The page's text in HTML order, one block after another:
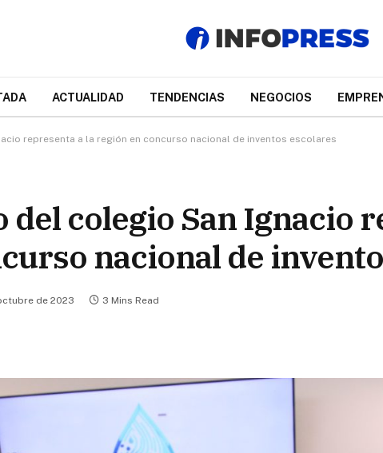
ACTUALIDAD TENDENCIAS NEGOCIOS
representa a la región en concurso nacional de inventos escolares
colegio San Ignacio
nacional de
de 2023 3 Mins Read